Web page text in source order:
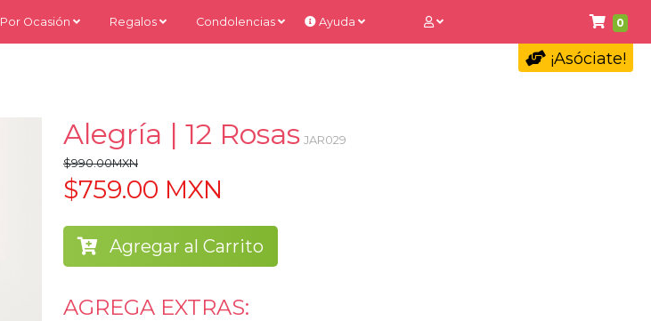
0
Por Ocasión Regalos Condolencias Ayuda
¡Asóciate!
Alegría | 12 Rosas JAR029
$990.00MXN
$759.00 MXN
Agregar al Carrito
AGREGA EXTRAS: